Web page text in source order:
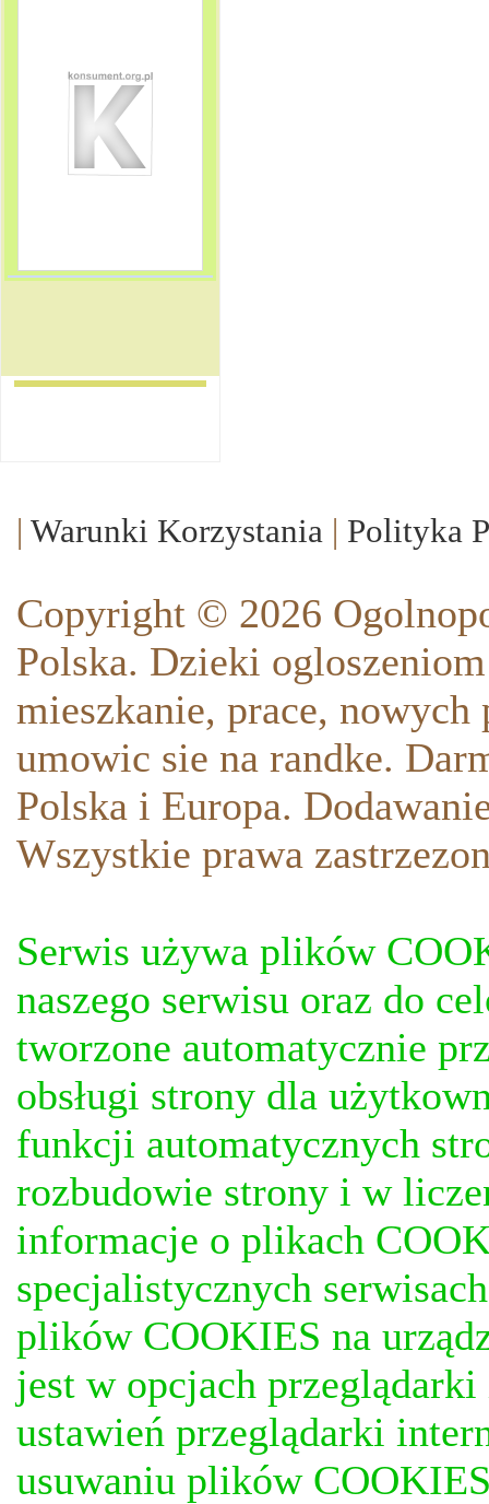
| Warunki Korzystania | Polityka
Copyright © 2026
Polska. Dzieki
mieszkanie, prace,
umowic sie na randke.
Polska i Europa.
Wszystkie prawa
Serwis używa plików
naszego serwisu oraz do
tworzone automatycznie
obsługi strony dla
funkcji automatycznych
rozbudowie strony i w
informacje o plikach
specjalistycznych
plików COOKIES na
jest w opcjach
ustawień przeglądarki
usuwaniu plików